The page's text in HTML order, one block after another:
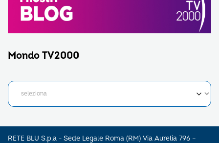
Mondo TV2000
RETE BLU S.p.a - Sede Legale Roma (RM) Via Aurelia 796 –